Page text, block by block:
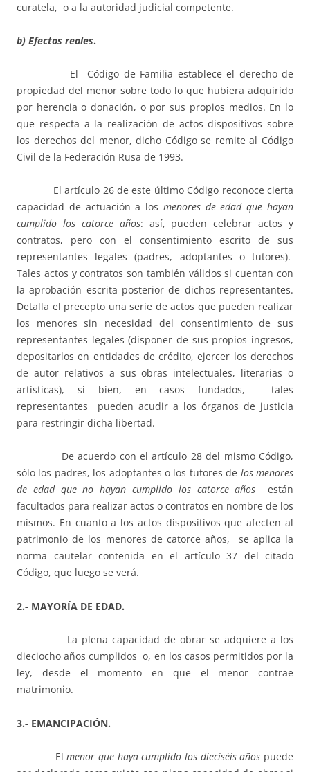
curatela, o a la autoridad judicial competente.
b) Efectos reales.
El Código de Familia establece el derecho de
propiedad del menor sobre todo lo que hubiera adquirido
por herencia o donación, o por sus propios medios. En lo
que respecta a la realización de actos dispositivos sobre
los derechos del menor, dicho Código se remite al Código
Civil de la Federación Rusa de 1993.
El artículo 26 de este último Código reconoce cierta
capacidad de actuación a los menores de edad que hayan
cumplido los catorce años: así, pueden celebrar actos y
contratos, pero con el consentimiento escrito de sus
representantes legales (padres, adoptantes o tutores).
Tales actos y contratos son también válidos si cuentan con
la aprobación escrita posterior de dichos representantes.
Detalla el precepto una serie de actos que pueden realizar
los menores sin necesidad del consentimiento de sus
representantes legales (disponer de sus propios ingresos,
depositarlos en entidades de crédito, ejercer los derechos
de autor relativos a sus obras intelectuales, literarias o
artísticas), si bien, en casos fundados, tales
representantes pueden acudir a los órganos de justicia
para restringir dicha libertad.
De acuerdo con el artículo 28 del mismo Código,
sólo los padres, los adoptantes o los tutores de los menores
de edad que no hayan cumplido los catorce años están
facultados para realizar actos o contratos en nombre de los
mismos. En cuanto a los actos dispositivos que afecten al
patrimonio de los menores de catorce años, se aplica la
norma cautelar contenida en el artículo 37 del citado
Código, que luego se verá.
2.- MAYORÍA DE EDAD.
La plena capacidad de obrar se adquiere a los
dieciocho años cumplidos o, en los casos permitidos por la
ley, desde el momento en que el menor contrae
matrimonio.
3.- EMANCIPACIÓN.
Elmenor que haya cumplido los dieciséis años puede